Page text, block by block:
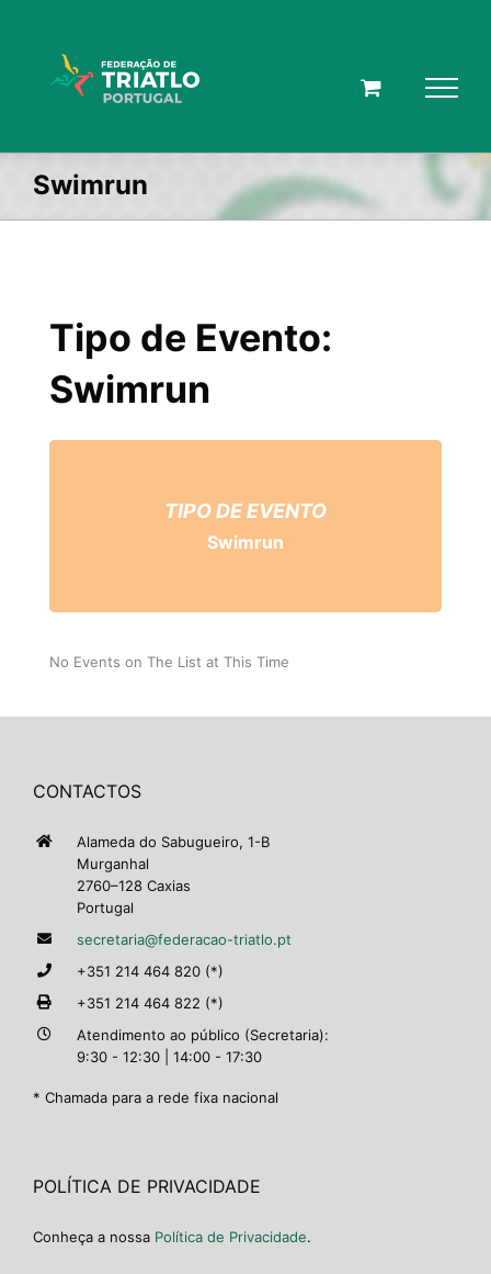
Swimrun
Tipo de Evento:
Swimrun
TIPO DE EVENTO
Swimrun
No Events on The List at This Time
CONTACTOS
Alameda do Sabugueiro, 1-B
Murganhal
2760–128 Caxias
Portugal
secretaria@federacao-triatlo.pt
+351 214 464 820 (*)
+351 214 464 822 (*)
Atendimento ao público (Secretaria):
9:30 - 12:30 | 14:00 - 17:30
* Chamada para a rede fixa nacional
POLÍTICA DE PRIVACIDADE
Conheça a nossa Política de Privacidade.